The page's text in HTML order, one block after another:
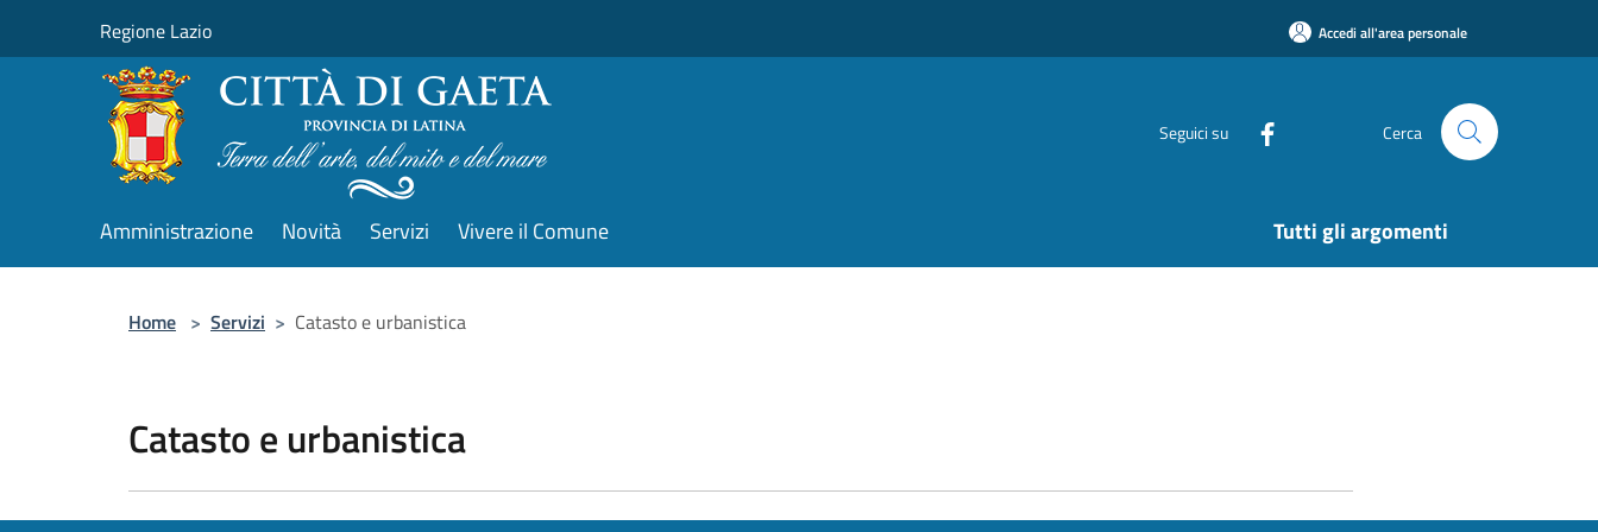
Regione Lazio Accedi all'area personale
Seguici su Cerca
Amministrazione Novità Servizi Vivere il Comune Tutti gli argomenti
Home > Servizi > Catasto e urbanistica
Catasto e urbanistica